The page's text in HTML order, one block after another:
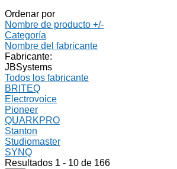
Ordenar por
Nombre de producto +/-
Categoría
Nombre del fabricante
Fabricante:
JBSystems
Todos los fabricante
BRITEQ
Electrovoice
Pioneer
QUARKPRO
Stanton
Studiomaster
SYNQ
Resultados 1 - 10 de 166